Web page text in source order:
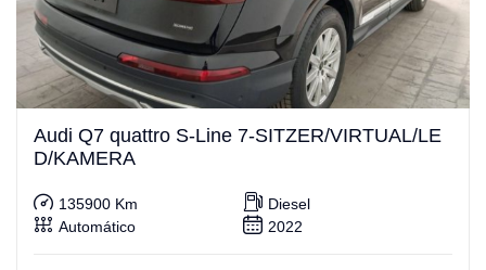
Audi Q7 quattro S-Line 7-SITZER/VIRTUAL/LE
D/KAMERA
135900 Km
Diesel
Automático
2022